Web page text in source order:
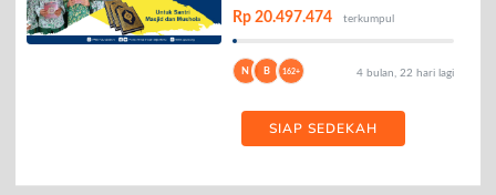
Rp 20.497.474 terkumpul
N B 162+ 4 bulan, 22 hari lagi
SIAP SEDEKAH